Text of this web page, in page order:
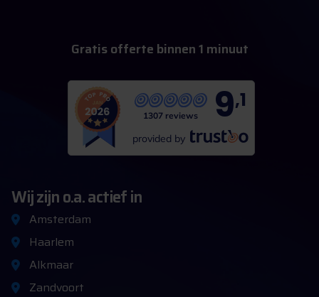
Gratisofferte binnen1 minuut
1307 reviews 9,1
provided by
Wij zijn o.a. actief in
Amsterdam
Haarlem
Alkmaar
Zandvoort